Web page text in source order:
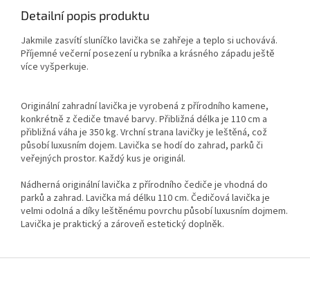
Detailní popis produktu
Jakmile zasvítí sluníčko lavička se zahřeje a teplo si uchovává.
Příjemné večerní posezení u rybníka a krásného západu ještě
více vyšperkuje.
Originální zahradní lavička je vyrobená z přírodního kamene,
konkrétně z čediče tmavé barvy. Přibližná délka je 110 cm a
přibližná váha je 350 kg. Vrchní strana lavičky je leštěná, což
působí luxusním dojem. Lavička se hodí do zahrad, parků či
veřejných prostor. Každý kus je originál.
Nádherná originální lavička z přírodního čediče je vhodná do
parků a zahrad. Lavička má délku 110 cm. Čedičová lavička je
velmi odolná a díky leštěnému povrchu působí luxusním dojmem.
Lavička je praktický a zároveň estetický doplněk.